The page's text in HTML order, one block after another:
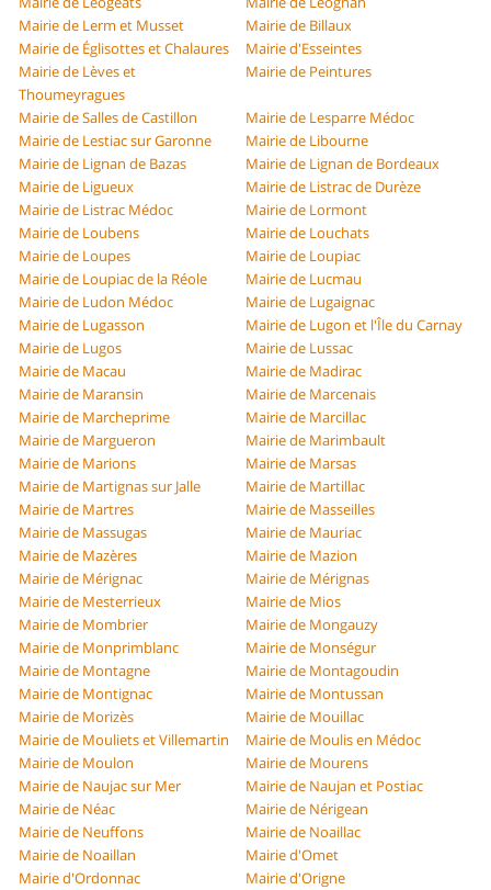
Mairie de Lerm et Musset
Mairie de Billaux
Mairie de Églisottes et Chalaures
Mairie d'Esseintes
Mairie de Lèves et
Thoumeyragues
Mairie de Peintures
Mairie de Salles de Castillon
Mairie de Lesparre Médoc
Mairie de Lestiac sur Garonne
Mairie de Libourne
Mairie de Lignan de Bazas
Mairie de Lignan de Bordeaux
Mairie de Ligueux
Mairie de Listrac de Durèze
Mairie de Listrac Médoc
Mairie de Lormont
Mairie de Loubens
Mairie de Louchats
Mairie de Loupes
Mairie de Loupiac
Mairie de Loupiac de la Réole
Mairie de Lucmau
Mairie de Ludon Médoc
Mairie de Lugaignac
Mairie de Lugasson
Mairie de Lugon et l'Île du Carnay
Mairie de Lugos
Mairie de Lussac
Mairie de Macau
Mairie de Madirac
Mairie de Maransin
Mairie de Marcenais
Mairie de Marcheprime
Mairie de Marcillac
Mairie de Margueron
Mairie de Marimbault
Mairie de Marions
Mairie de Marsas
Mairie de Martignas sur Jalle
Mairie de Martillac
Mairie de Martres
Mairie de Masseilles
Mairie de Massugas
Mairie de Mauriac
Mairie de Mazères
Mairie de Mazion
Mairie de Mérignac
Mairie de Mérignas
Mairie de Mesterrieux
Mairie de Mios
Mairie de Mombrier
Mairie de Mongauzy
Mairie de Monprimblanc
Mairie de Monségur
Mairie de Montagne
Mairie de Montagoudin
Mairie de Montignac
Mairie de Montussan
Mairie de Morizès
Mairie de Mouillac
Mairie de Mouliets et Villemartin
Mairie de Moulis en Médoc
Mairie de Moulon
Mairie de Mourens
Mairie de Naujac sur Mer
Mairie de Naujan et Postiac
Mairie de Néac
Mairie de Nérigean
Mairie de Neuffons
Mairie de Noaillac
Mairie de Noaillan
Mairie d'Omet
Mairie d'Ordonnac
Mairie d'Origne